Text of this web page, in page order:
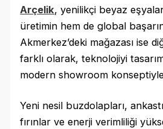
Arçelik, yenilikçi beyaz
üretimin hem de global
Akmerkez’deki mağazası ise
farklı olarak, teknolojiyi
modern showroom
Yeni nesil buzdolapları,
fırınlar ve enerji verimliliği